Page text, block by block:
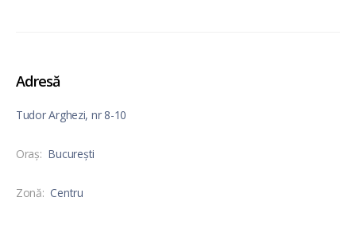
Adresă
Tudor Arghezi, nr 8-10
Oraş: București
Zonă: Centru